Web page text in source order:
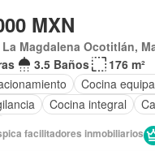
MXN
3.5 Baños
176 m²
Cocina
Cocina integral
facilitadores inmobiliarios